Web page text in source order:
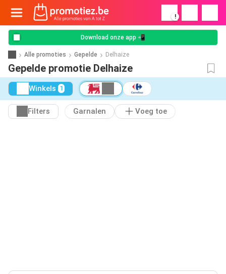
!
Download onze app 📲
Alle promoties Gepelde Delhaize
Gepelde promotie Delhaize
Winkels 1
Filters Garnalen Voeg toe